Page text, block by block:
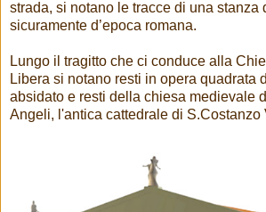
strada, si notano le tracce di una stanza
sicuramente d’epoca romana.
Lungo il tragitto che ci conduce alla
Libera si notano resti in opera quadrata
absidato e resti della chiesa medievale
Angeli, l'antica cattedrale di S.Costanzo